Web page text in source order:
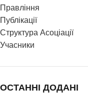
Правління
Публікації
Структура Асоціації
Учасники
ОСТАННІ ДОДАНІ